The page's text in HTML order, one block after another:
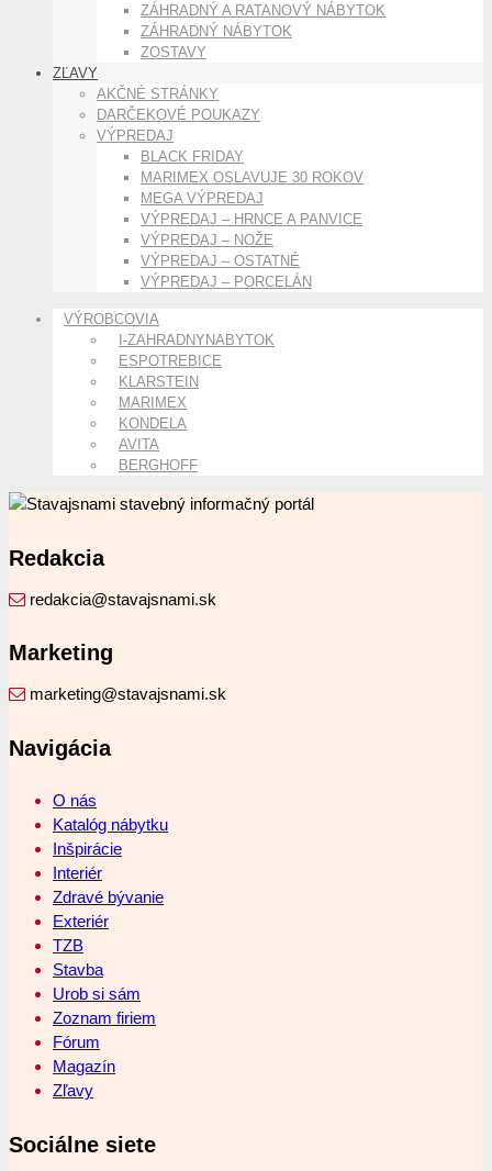
ZÁHRADNÝ A RATANOVÝ NÁBYTOK
ZÁHRADNÝ NÁBYTOK
ZOSTAVY
ZĽAVY
AKČNÉ STRÁNKY
DARČEKOVÉ POUKAZY
VÝPREDAJ
BLACK FRIDAY
MARIMEX OSLAVUJE 30 ROKOV
MEGA VÝPREDAJ
VÝPREDAJ – HRNCE A PANVICE
VÝPREDAJ – NOŽE
VÝPREDAJ – OSTATNÉ
VÝPREDAJ – PORCELÁN
VÝROBCOVIA
I-ZAHRADNYNABYTOK
ESPOTREBICE
KLARSTEIN
MARIMEX
KONDELA
AVITA
BERGHOFF
Redakcia
redakcia@stavajsnami.sk
Marketing
marketing@stavajsnami.sk
Navigácia
O nás
Katalóg nábytku
Inšpirácie
Interiér
Zdravé bývanie
Exteriér
TZB
Stavba
Urob si sám
Zoznam firiem
Fórum
Magazín
Zľavy
Sociálne siete